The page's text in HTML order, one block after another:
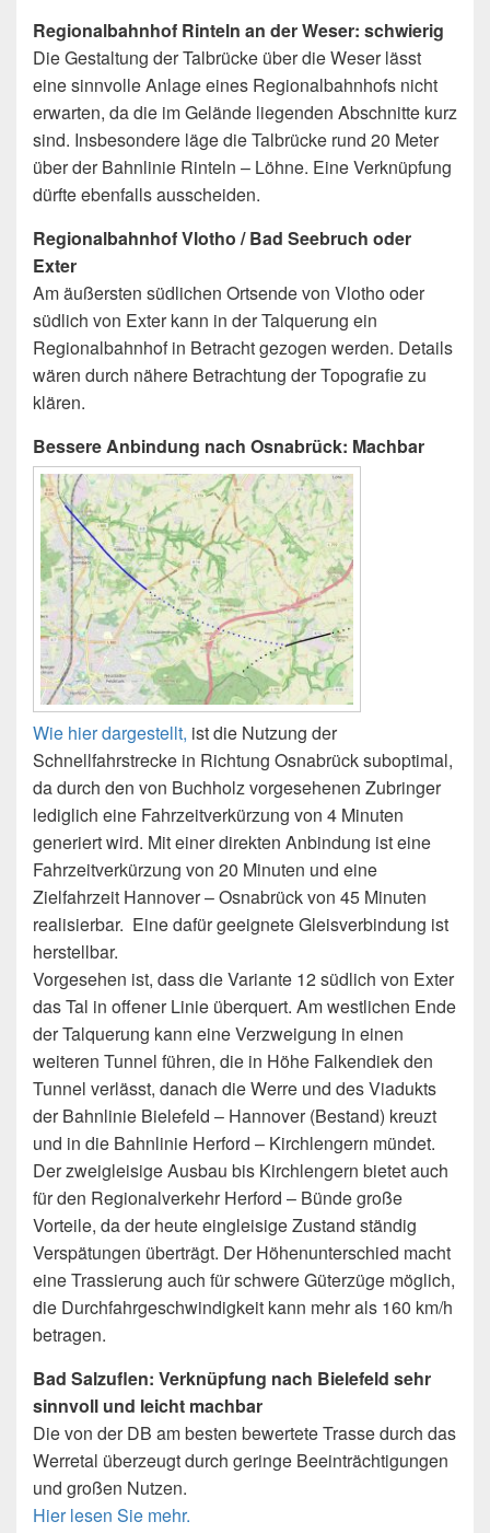
Regionalbahnhof Rinteln an der Weser: schwierig
Die Gestaltung der Talbrücke über die Weser lässt
eine sinnvolle Anlage eines Regionalbahnhofs nicht
erwarten, da die im Gelände liegenden Abschnitte kurz
sind. Insbesondere läge die Talbrücke rund 20 Meter
über der Bahnlinie Rinteln – Löhne. Eine Verknüpfung
dürfte ebenfalls ausscheiden.
Regionalbahnhof Vlotho / Bad Seebruch oder
Exter
Am äußersten südlichen Ortsende von Vlotho oder
südlich von Exter kann in der Talquerung ein
Regionalbahnhof in Betracht gezogen werden. Details
wären durch nähere Betrachtung der Topografie zu
klären.
Bessere Anbindung nach Osnabrück: Machbar
Wie hier dargestellt, ist die Nutzung der
Schnellfahrstrecke in Richtung Osnabrück suboptimal,
da durch den von Buchholz vorgesehenen Zubringer
lediglich eine Fahrzeitverkürzung von 4 Minuten
generiert wird. Mit einer direkten Anbindung ist eine
Fahrzeitverkürzung von 20 Minuten und eine
Zielfahrzeit Hannover – Osnabrück von 45 Minuten
realisierbar. Eine dafür geeignete Gleisverbindung ist
herstellbar.
Vorgesehen ist, dass die Variante 12 südlich von Exter
das Tal in offener Linie überquert. Am westlichen Ende
der Talquerung kann eine Verzweigung in einen
weiteren Tunnel führen, die in Höhe Falkendiek den
Tunnel verlässt, danach die Werre und des Viadukts
der Bahnlinie Bielefeld – Hannover (Bestand) kreuzt
und in die Bahnlinie Herford – Kirchlengern mündet.
Der zweigleisige Ausbau bis Kirchlengern bietet auch
für den Regionalverkehr Herford – Bünde große
Vorteile, da der heute eingleisige Zustand ständig
Verspätungen überträgt. Der Höhenunterschied macht
eine Trassierung auch für schwere Güterzüge möglich,
die Durchfahrgeschwindigkeit kann mehr als 160 km/h
betragen.
Bad Salzuflen: Verknüpfung nach Bielefeld sehr
sinnvoll und leicht machbar
Die von der DB am besten bewertete Trasse durch das
Werretal überzeugt durch geringe Beeinträchtigungen
und großen Nutzen.
Hier lesen Sie mehr.